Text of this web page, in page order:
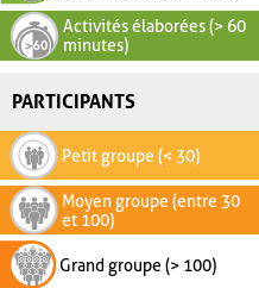
Activités élaborées (> 60
minutes)
PARTICIPANTS
Petit groupe (< 30)
Moyen groupe (entre 30
et 100)
Grand groupe (> 100)